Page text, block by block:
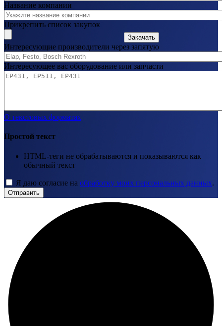
Название компании
Прикрепить список закупок
Закачать
Интересующие производители через запятую
Интересующее вас оборудование или запчасти
О текстовых форматах
Простой текст
HTML-теги не обрабатываются и показываются как
обычный текст
Я даю согласие на обработку моих персональных данных.
Отправить